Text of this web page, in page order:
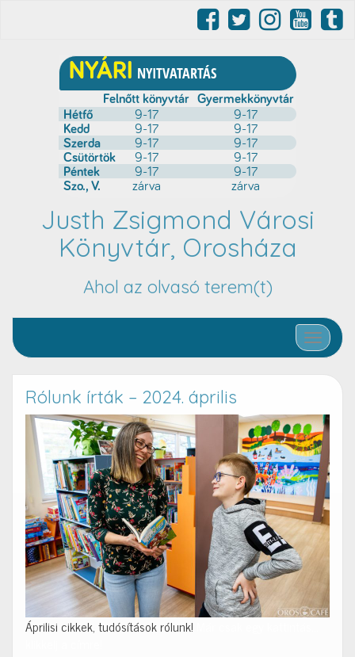
Justh Zsigmond Városi
Könyvtár, Orosháza
Ahol az olvasó terem(t)
Toggle
Rólunk írták – 2024. április
Áprilisi cikkek, tudósítások rólunk!